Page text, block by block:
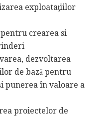
exploataţiilor
crearea si
dezvoltarea
de bază pentru
punerea în valoare a
proiectelor de